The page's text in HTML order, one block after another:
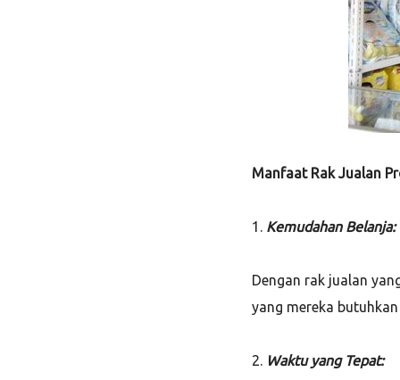
Manfaat Rak Jualan
1. Kemudahan Belanja:
Dengan rak jualan
yang mereka
2. Waktu yang Tepat: